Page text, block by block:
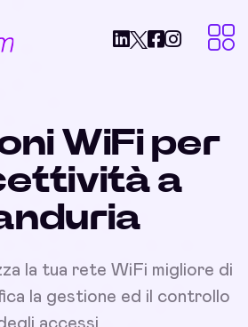
WiFi per
a
la tua rete WiFi migliore di
la gestione ed il controllo
accessi.